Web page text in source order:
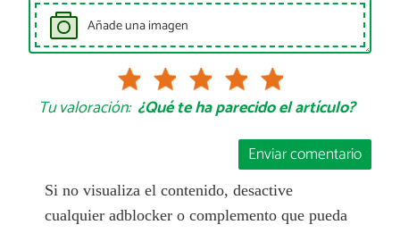
Añade una imagen
Tu valoración: ¿Qué te ha parecido el artículo?
Enviar comentario
Si no visualiza el contenido, desactive
cualquier adblocker o complemento que pueda